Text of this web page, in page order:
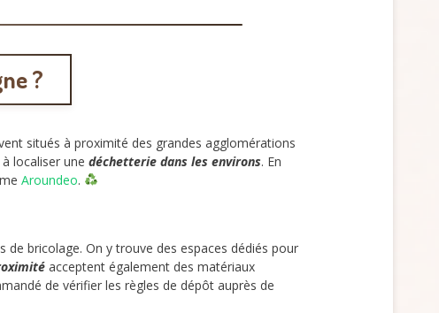
?
situés à proximité des grandes agglomérations
localiser une déchetterie dans les environs. En
Aroundeo.
de bricolage. On y trouve des espaces dédiés pour
acceptent également des matériaux
de vérifier les règles de dépôt auprès de